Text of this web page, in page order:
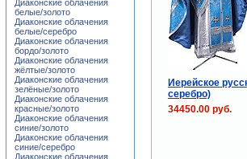
Иерейское
серебро)
34450.00 руб.
Диаконские облачения
белые/золото
Диаконские облачения
белые/серебро
Диаконские облачения
бордо/золото
Диаконские облачения
жёлтые/золото
Диаконские облачения
зелёные/золото
Диаконские облачения
красные/золото
Диаконские облачения
синие/золото
Диаконские облачения
синие/серебро
Диаконские облачения